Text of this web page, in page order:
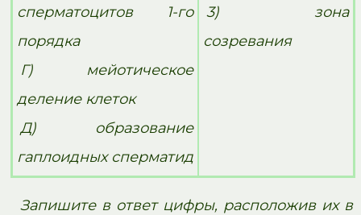
сперматоцитов 1-го
порядка
Г) мейотическое
деление клеток
Д) образование
гаплоидных сперматид
3) зона
созревания
Запишите в ответ цифры, расположив их в